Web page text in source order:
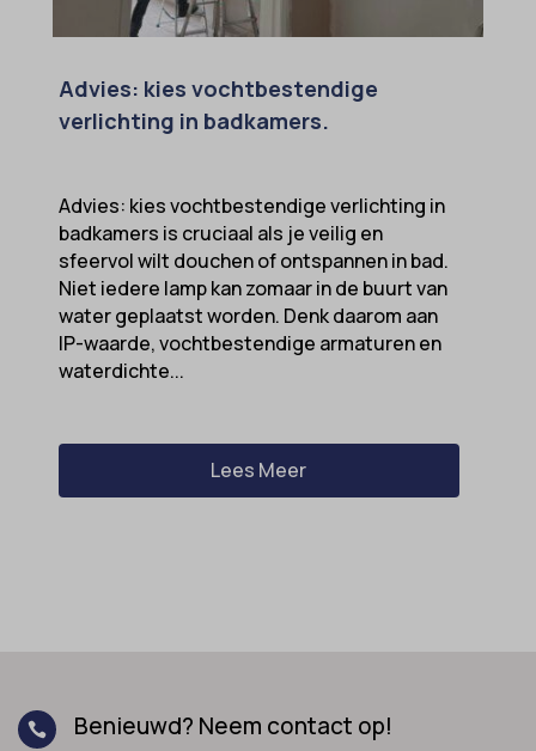
Advies: kies vochtbestendige
verlichting in badkamers.
Advies: kies vochtbestendige verlichting in
badkamers is cruciaal als je veilig en
sfeervol wilt douchen of ontspannen in bad.
Niet iedere lamp kan zomaar in de buurt van
water geplaatst worden. Denk daarom aan
IP-waarde, vochtbestendige armaturen en
waterdichte...
Lees Meer
 Benieuwd? Neem contact op!